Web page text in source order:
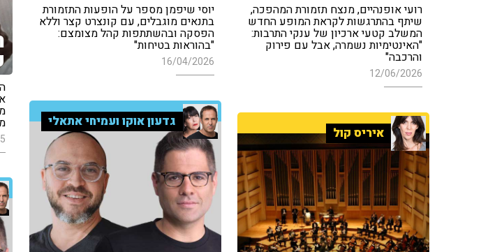
רועי אופנהיים, מנצח תזמורת המהפכה,
שיתף בהתרגשות לקראת המופע החדש
המשלב קטעי ארכיון של ענקי התרבות:
"האינטימיות נשמרה, אבל עם פירוק
והרכבה"
12/06/2026
יוסי שיפמן מספר על הופעות התזמורת
בתנאים מוגבלים, עם קונצרט קצר וללא
הפסקה ובהשתתפות קהל מצומצם:
"בהוראות בטיחות"
16/04/2026
גדעון אוקו ועמיחי אתאלי
איריס קול